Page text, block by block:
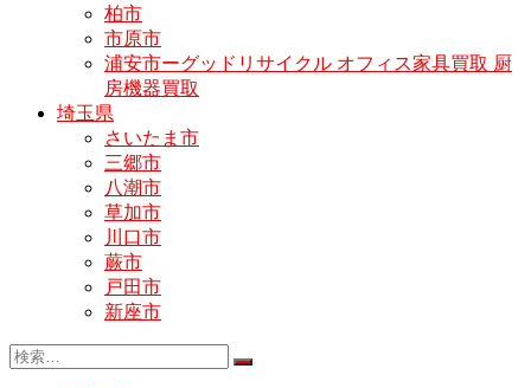
柏市
市原市
浦安市ーグッドリサイクル オフィス家具買取 厨
房機器買取
埼玉県
さいたま市
三郷市
八潮市
草加市
川口市
蕨市
戸田市
新座市